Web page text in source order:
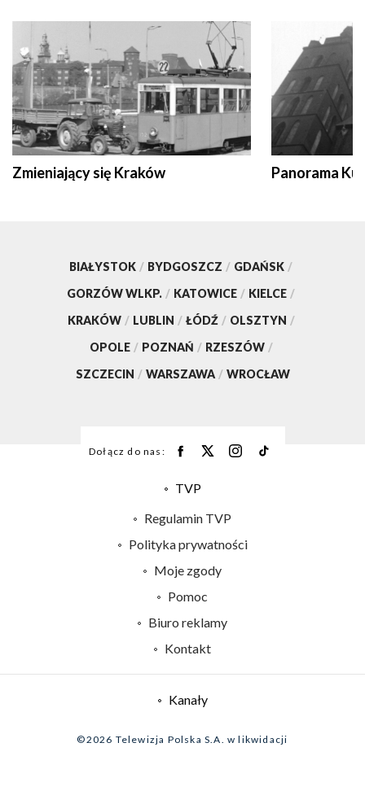
Zmieniający się Kraków Panorama
BIAŁYSTOK / BYDGOSZCZ / GDAŃSK /
GORZÓW WLKP. / KATOWICE / KIELCE /
KRAKÓW / LUBLIN / ŁÓDŹ / OLSZTYN /
OPOLE / POZNAŃ / RZESZÓW /
SZCZECIN / WARSZAWA / WROCŁAW
Dołącz do nas:
TVP
Centrum informacji TVP
Naziemna Telewizja Cyfrowa
System NOS
Biuro Reklamy
Regulamin TVP
Polityka prywatności
Moje zgody
Pomoc
Biuro reklamy
Kontakt
Kanały
©2026 Telewizja Polska S.A. w likwidacji